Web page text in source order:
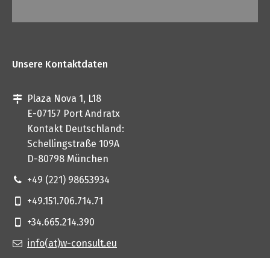
Unsere Kontaktdaten
Plaza Nova 1, L18
E-07157 Port Andratx
Kontakt Deutschland:
Schellingstraße 109A
D-80798 München
+49 (221) 98653934
+49.151.706.714.71
+34.665.214.390
info(at)w-consult.eu